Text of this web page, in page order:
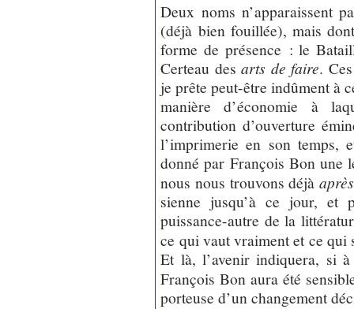
Deux noms n’apparaissent
(déjà bien fouillée), mais
forme de présence : le
Certeau desarts de faire.
je prête peut-être indûment à
manière d’économie à
contribution d’ouverture
l’imprimerie en son temps,
donné par François Bon une
nous nous trouvons déjà
sienne jusqu’à ce jour,
puissance-autre de la
ce qui vaut vraiment et ce
Et là, l’avenir indiquera, si
François Bon aura été
porteuse d’un changement